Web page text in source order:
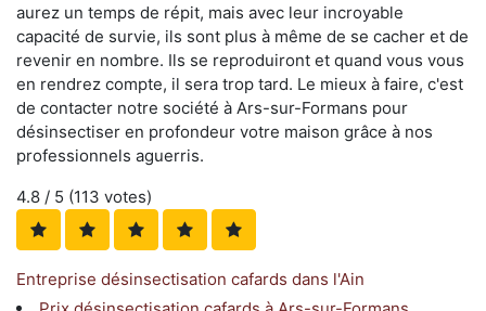
aurez un temps de répit, mais avec leur incroyable
capacité de survie, ils sont plus à même de se cacher et de
revenir en nombre. Ils se reproduiront et quand vous vous
en rendrez compte, il sera trop tard. Le mieux à faire, c'est
de contacter notre société à Ars-sur-Formans pour
désinsectiser en profondeur votre maison grâce à nos
professionnels aguerris.
4.8 / 5 (113 votes)
Entreprise désinsectisation cafards dans l'Ain